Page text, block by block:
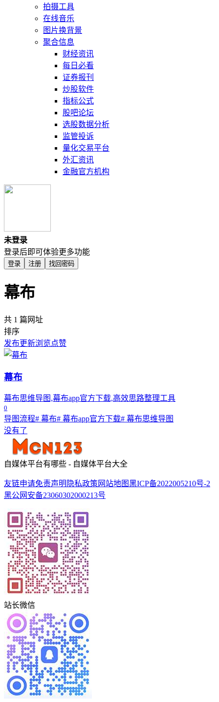
拍摄工具
在线音乐
图片换背景
聚合信息
财经资讯
每日必看
证券报刊
炒股软件
指标公式
股吧论坛
选股数据分析
监管投诉
量化交易平台
外汇资讯
金融官方机构
未登录
登录后即可体验更多功能
登录 注册 找回密码
幕布
共 1 篇网址
排序
发布更新浏览点赞
幕布
幕布思维导图,幕布app官方下载,高效思路整理工具
0
导图流程# 幕布# 幕布app官方下载# 幕布思维导图
没有了
自媒体平台有哪些 - 自媒体平台大全
友链申请免责声明 隐私政策 网站地图黑ICP备2022005210号-2
黑公网安备23060302000213号
站长微信